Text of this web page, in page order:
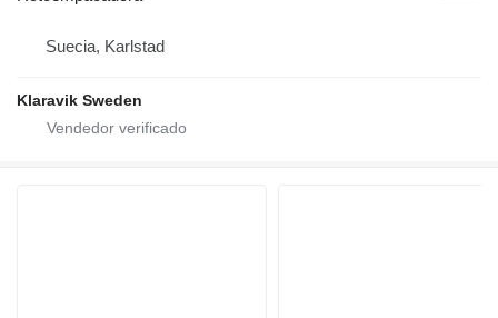
Suecia, Karlstad
Klaravik Sweden